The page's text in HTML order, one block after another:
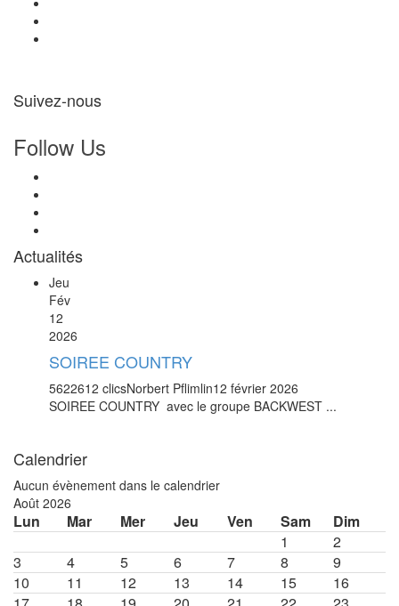
Suivez-nous
Follow Us
Actualités
Jeu
Fév
12
2026
SOIREE COUNTRY
5622612 clicsNorbert Pflimlin12 février 2026
SOIREE COUNTRY avec le groupe BACKWEST ...
Calendrier
Aucun évènement dans le calendrier
Août 2026
Lun Mar Mer Jeu Ven Sam
Dim
1
2
3
4 5 6 7 8
9
10
11 12 13 14 15
16